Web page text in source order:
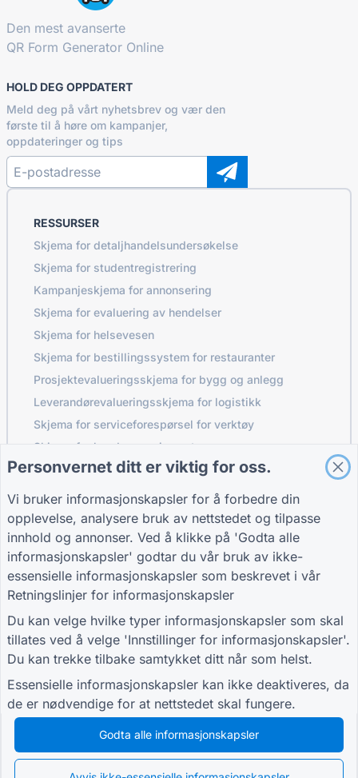
Den mest avanserte
QR Form Generator Online
HOLD DEG OPPDATERT
Meld deg på vårt nyhetsbrev og vær den
første til å høre om kampanjer,
oppdateringer og tips
RESSURSER
Skjema for detaljhandelsundersøkelse
Skjema for studentregistrering
Kampanjeskjema for annonsering
Skjema for evaluering av hendelser
Skjema for helsevesen
Skjema for bestillingssystem for restauranter
Prosjektevalueringsskjema for bygg og anlegg
Leverandørevalueringsskjema for logistikk
Skjema for serviceforespørsel for verktøy
Skjema for kundeengasjement
BLI MED I FELLESSKAPET
GUIDER
Brukerstøtte
Blogg
TIGER FORM
veiledning
FIRMA
Om oss
Kontakt oss
VILKÅR
Vilkår
Personvernpolicy
Innstillinger for
informasjonskapsler
© 2026 QR Form Generator. All rights reserved.
Personvernet ditt er viktig for oss.
Vi bruker informasjonskapsler for å forbedre din
opplevelse, analysere bruk av nettstedet og tilpasse
innhold og annonser. Ved å klikke på 'Godta alle
informasjonskapsler' godtar du vår bruk av ikke-
essensielle informasjonskapsler som beskrevet i vår
Retningslinjer for informasjonskapsler
Du kan velge hvilke typer informasjonskapsler som skal
tillates ved å velge 'Innstillinger for informasjonskapsler'.
Du kan trekke tilbake samtykket ditt når som helst.
Essensielle informasjonskapsler kan ikke deaktiveres, da
de er nødvendige for at nettstedet skal fungere.
Godta alle informasjonskapsler